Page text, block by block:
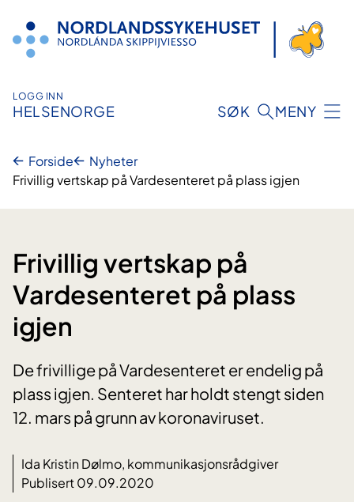
innhold
LOGG INN
HELSENORGE SØK MENY
Forside
Nyheter
Frivillig vertskap på Vardesenteret på plass igjen
Frivillig vertskap på
Vardesenteret på plass
igjen
De frivillige på Vardesenteret er endelig på
plass igjen. Senteret har holdt stengt siden
12. mars på grunn av koronaviruset.
Ida Kristin Dølmo, kommunikasjonsrådgiver
Publisert 09.09.2020